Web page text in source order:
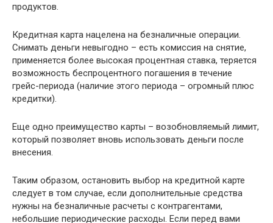
продуктов.
Кредитная карта нацелена на безналичные операции.
Снимать деньги невыгодно – есть комиссия на снятие,
применяется более высокая процентная ставка, теряется
возможность беспроцентного погашения в течение
грейс-периода (наличие этого периода – огромный плюс
кредитки).
Еще одно преимущество карты – возобновляемый лимит,
который позволяет вновь использовать деньги после
внесения.
Таким образом, остановить выбор на кредитной карте
следует в том случае, если дополнительные средства
нужны на безналичные расчеты с контрагентами,
небольшие периодические расходы. Если перед вами